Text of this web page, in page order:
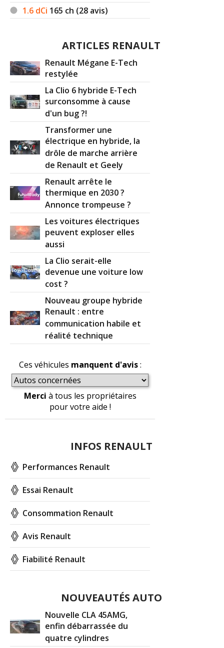
1.6 dCi 165 ch (28 avis)
ARTICLES RENAULT
Renault Mégane E-Tech
restylée
La Clio 6 hybride E-Tech
surconsomme à cause
d'un bug ?!
Transformer une
électrique en hybride, la
drôle de marche arrière
de Renault et Geely
Renault arrête le
thermique en 2030 ?
Annonce trompeuse ?
Les voitures électriques
peuvent exploser elles
aussi
La Clio serait-elle
devenue une voiture low
cost ?
Nouveau groupe hybride
Renault : entre
communication habile et
réalité technique
Ces véhicules manquent d'avis:
Merci à tous les propriétaires
pour votre aide !
INFOS RENAULT
Performances Renault
Essai Renault
Consommation Renault
Avis Renault
Fiabilité Renault
NOUVEAUTÉS AUTO
Nouvelle CLA 45AMG,
enfin débarrassée du
quatre cylindres